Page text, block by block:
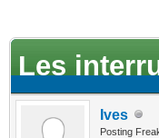
Les
Ives
Posting